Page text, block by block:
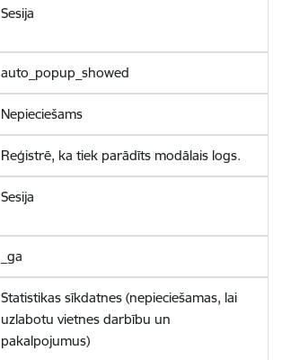
Sesija
auto_popup_showed
Nepieciešams
Reģistrē, ka tiek parādīts modālais logs.
Sesija
_ga
Statistikas sīkdatnes (nepieciešamas, lai
uzlabotu vietnes darbību un
pakalpojumus)